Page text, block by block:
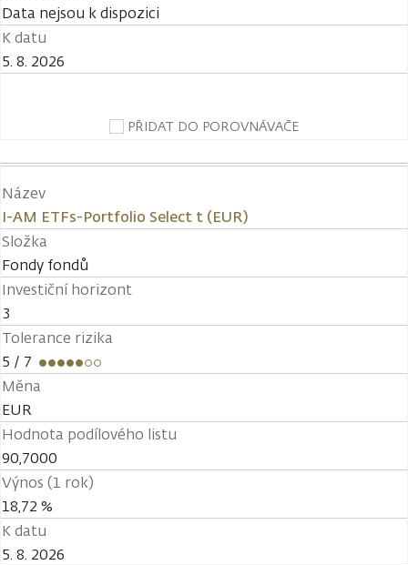
Data nejsou k dispozici
K datu
5. 8. 2026
PŘIDAT DO POROVNÁVAČE
Název
I-AM ETFs-Portfolio Select t (EUR)
Složka
Fondy fondů
Investiční horizont
3
Tolerance rizika
5 / 7
Měna
EUR
Hodnota podílového listu
90,7000
Výnos (1 rok)
18,72 %
K datu
5. 8. 2026